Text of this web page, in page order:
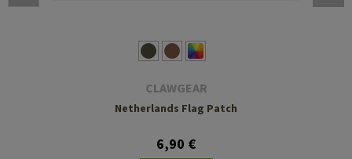
CLAWGEAR
Netherlands Flag Patch
6,90 €